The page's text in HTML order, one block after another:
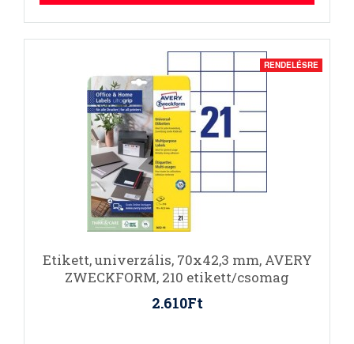
RENDELÉSRE
Etikett, univerzális, 70x42,3 mm, AVERY
ZWECKFORM, 210 etikett/csomag
2.610Ft